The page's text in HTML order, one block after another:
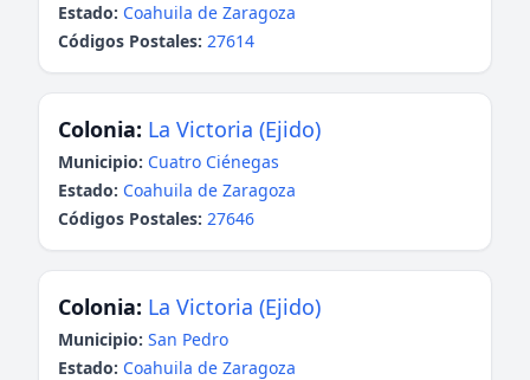
Estado: Coahuila de Zaragoza
Códigos Postales: 27614
Colonia: La Victoria (Ejido)
Municipio: Cuatro Ciénegas
Estado: Coahuila de Zaragoza
Códigos Postales: 27646
Colonia: La Victoria (Ejido)
Municipio: San Pedro
Estado: Coahuila de Zaragoza